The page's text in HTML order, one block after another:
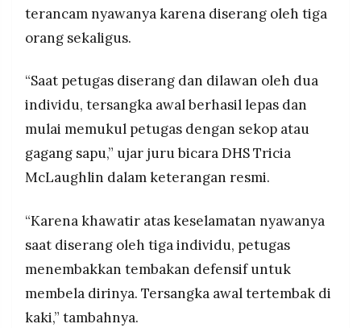
terancam nyawanya karena diserang oleh tiga
orang sekaligus.
“Saat petugas diserang dan dilawan oleh dua
individu, tersangka awal berhasil lepas dan
mulai memukul petugas dengan sekop atau
gagang sapu,” ujar juru bicara DHS Tricia
McLaughlin dalam keterangan resmi.
“Karena khawatir atas keselamatan nyawanya
saat diserang oleh tiga individu, petugas
menembakkan tembakan defensif untuk
membela dirinya. Tersangka awal tertembak di
kaki,” tambahnya.